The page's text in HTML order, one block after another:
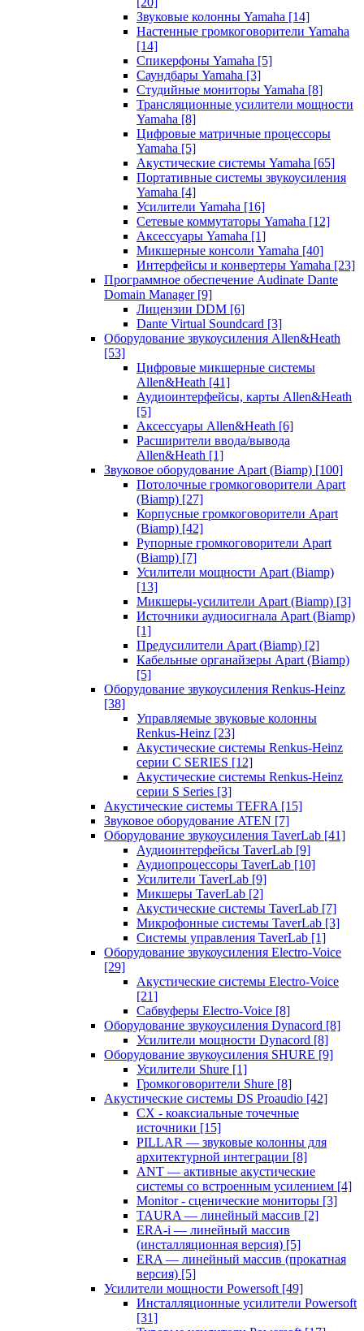
Звуковые колонны Yamaha [14]
Настенные громкоговорители Yamaha
[14]
Спикерфоны Yamaha [5]
Саундбары Yamaha [3]
Студийные мониторы Yamaha [8]
Трансляционные усилители мощности
Yamaha [8]
Цифровые матричные процессоры
Yamaha [5]
Акустические системы Yamaha [65]
Портативные системы звукоусиления
Yamaha [4]
Усилители Yamaha [16]
Сетевые коммутаторы Yamaha [12]
Аксессуары Yamaha [1]
Микшерные консоли Yamaha [40]
Интерфейсы и конвертеры Yamaha [23]
Программное обеспечение Audinate Dante
Domain Manager [9]
Лицензии DDM [6]
Dante Virtual Soundcard [3]
Оборудование звукоусиления Allen&Heath
[53]
Цифровые микшерные системы
Allen&Heath [41]
Аудиоинтерфейсы, карты Allen&Heath
[5]
Аксессуары Allen&Heath [6]
Расширители ввода/вывода
Allen&Heath [1]
Звуковое оборудование Apart (Biamp) [100]
Потолочные громкоговорители Apart
(Biamp) [27]
Корпусные громкоговорители Apart
(Biamp) [42]
Рупорные громкоговорители Apart
(Biamp) [7]
Усилители мощности Apart (Biamp)
[13]
Микшеры-усилители Apart (Biamp) [3]
Источники аудиосигнала Apart (Biamp)
[1]
Предусилители Apart (Biamp) [2]
Кабельные органайзеры Apart (Biamp)
[5]
Оборудование звукоусиления Renkus-Heinz
[38]
Управляемые звуковые колонны
Renkus-Heinz [23]
Акустические системы Renkus-Heinz
серии C SERIES [12]
Акустические системы Renkus-Heinz
серии S Series [3]
Акустические системы TEFRA [15]
Звуковое оборудование ATEN [7]
Оборудование звукоусиления TaverLab [41]
Аудиоинтерфейсы TaverLab [9]
Аудиопроцессоры TaverLab [10]
Усилители TaverLab [9]
Микшеры TaverLab [2]
Акустические системы TaverLab [7]
Микрофонные системы TaverLab [3]
Системы управления TaverLab [1]
Оборудование звукоусиления Electro-Voice
[29]
Акустические системы Electro-Voice
[21]
Сабвуферы Electro-Voice [8]
Оборудование звукоусиления Dynacord [8]
Усилители мощности Dynacord [8]
Оборудование звукоусиления SHURE [9]
Усилители Shure [1]
Громкоговорители Shure [8]
Акустические системы DS Proaudio [42]
CX - коаксиальные точечные
источники [15]
PILLAR — звуковые колонны для
архитектурной интеграции [8]
ANT — активные акустические
системы со встроенным усилением [4]
Monitor - сценические мониторы [3]
TAURA — линейный массив [2]
ERA-i — линейный массив
(инсталляционная версия) [5]
ERA — линейный массив (прокатная
версия) [5]
Усилители мощности Powersoft [49]
Инсталляционные усилители Powersoft
[31]